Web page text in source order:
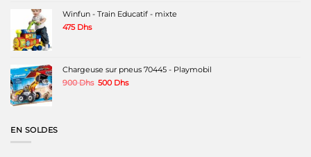
était :
1350 Dhs.
est :
980 Dhs.
Winfun - Train Educatif - mixte
475 Dhs
Chargeuse sur pneus 70445 - Playmobil
900Dhs Le
500 DhsLe
EN SOLDES